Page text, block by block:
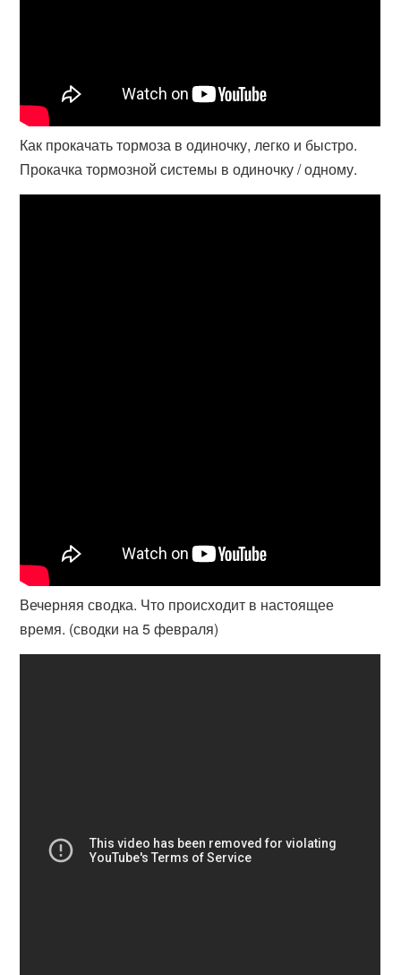
Как прокачать тормоза в одиночку, легко и быстро.
Прокачка тормозной системы в одиночку / одному.
Вечерняя сводка. Что происходит в настоящее
время. (сводки на 5 февраля)